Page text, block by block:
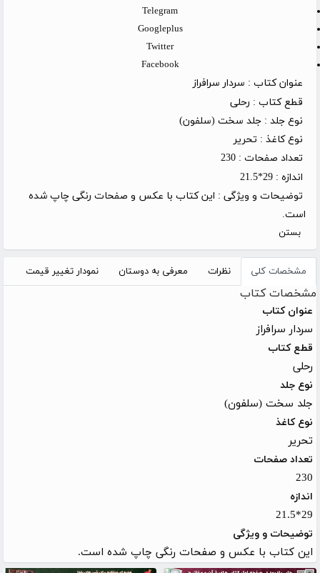
Telegram
Googleplus
Twitter
Facebook
عنوان کتاب : سردار سرافراز
قطع کتاب : رحلی
نوع جلد : جلد سخت (سلفون)
نوع کاغذ : تحریر
تعداد صفحات : 230
اندازه : 29*21.5
توضیحات و ویژگی : این کتاب با عکس و صفحات رنگی چاپ شده
است.
بستن
مشخصات کلی نظرات معرفی به دوستان نمودار تغییر قیمت
مشخصات کتاب
عنوان کتاب
سردار سرافراز
قطع کتاب
رحلی
نوع جلد
جلد سخت (سلفون)
نوع کاغذ
تحریر
تعداد صفحات
230
اندازه
29*21.5
توضیحات و ویژگی
این کتاب با عکس و صفحات رنگی چاپ شده است.